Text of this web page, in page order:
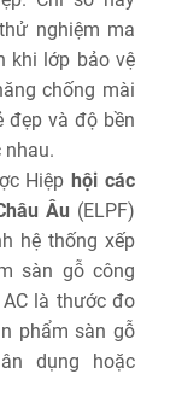
nghiệm ma
khi lớp bảo vệ
chống mài
đẹp và độ bền
nhau.
Hiệp hội các
Âu (ELPF)
hệ thống xếp
sàn gỗ công
là thước đo
phẩm sàn gỗ
dụng hoặc